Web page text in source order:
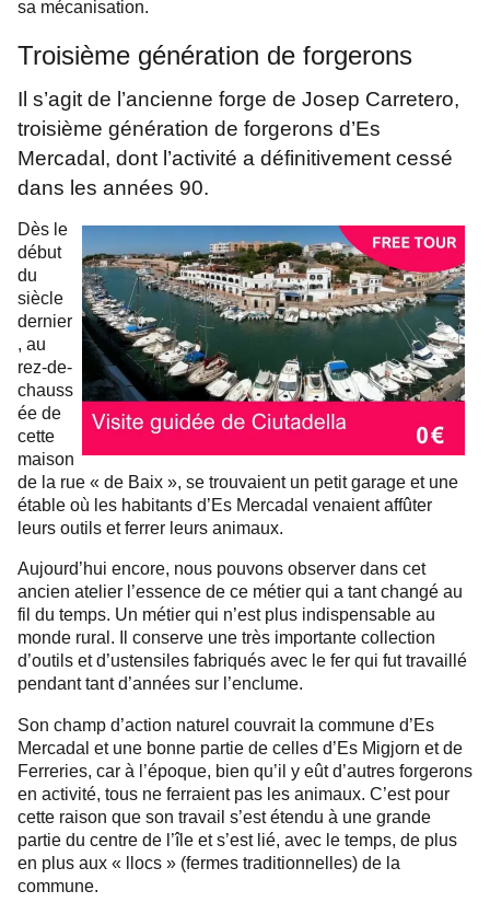
sa mécanisation.
Troisième génération de forgerons
Il s’agit de l’ancienne forge de Josep Carretero,
troisième génération de forgerons d’Es
Mercadal, dont l’activité a définitivement cessé
dans les années 90.
Dès le
début
du
siècle
dernier
, au
rez-de-
chauss
ée de
cette
maison
de la rue « de Baix », se trouvaient un petit garage et une
étable où les habitants d’Es Mercadal venaient affûter
leurs outils et ferrer leurs animaux.
Aujourd’hui encore, nous pouvons observer dans cet
ancien atelier l’essence de ce métier qui a tant changé au
fil du temps. Un métier qui n’est plus indispensable au
monde rural. Il conserve une très importante collection
d’outils et d’ustensiles fabriqués avec le fer qui fut travaillé
pendant tant d’années sur l’enclume.
Son champ d’action naturel couvrait la commune d’Es
Mercadal et une bonne partie de celles d’Es Migjorn et de
Ferreries, car à l’époque, bien qu’il y eût d’autres forgerons
en activité, tous ne ferraient pas les animaux. C’est pour
cette raison que son travail s’est étendu à une grande
partie du centre de l’île et s’est lié, avec le temps, de plus
en plus aux « llocs » (fermes traditionnelles) de la
commune.